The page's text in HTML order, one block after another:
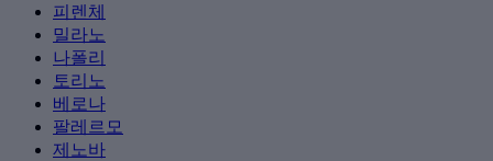
피렌체
밀라노
나폴리
토리노
베로나
팔레르모
제노바